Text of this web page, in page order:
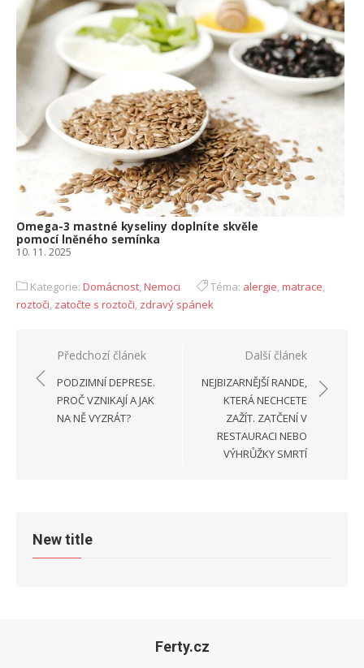
Omega-3 mastné kyseliny doplníte skvěle
pomocí lněného semínka
10. 11. 2025
Kategorie: Domácnost,Nemoci Téma: alergie,matrace,
roztoči, zatočte s roztoči, zdravý spánek
Navigace
pro
příspěvek
Předchozí článek
PODZIMNÍ DEPRESE.
PROČ VZNIKAJÍ A JAK
NA NĚ VYZRÁT?
Další článek
NEJBIZARNĚJŠÍ RANDE,
KTERÁ NECHCETE
ZAŽÍT. ZATČENÍ V
RESTAURACI NEBO
VÝHRŮŽKY SMRTÍ
New title
Ferty.cz